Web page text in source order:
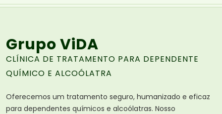
Grupo ViDA
CLÍNICA DE TRATAMENTO PARA DEPENDENTE
QUÍMICO E ALCOÓLATRA
Oferecemos um tratamento seguro, humanizado e eficaz
para dependentes químicos e alcoólatras. Nosso